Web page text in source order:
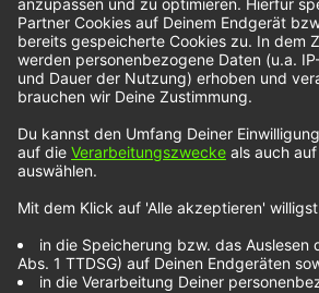
Räume mit einem
einhüllen. Auch in „Anything Can
die drei mit dem Chor-Effekt, mit
Song zu einer wahren Größe
Noch mehr NOXX Künstler
diesem Link.
Wir benötigen Ihre
den YouTube Video-